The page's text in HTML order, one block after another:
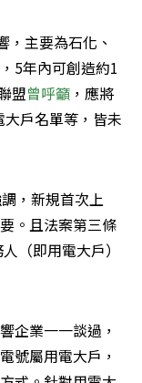
，主要為石化、
5年內可創造約1
盟曾呼籲 ，應將
戶名單等，皆未
，新規首次上
。且法案第三條
（即用電大戶）
企業一一談過，
號屬用電大戶，